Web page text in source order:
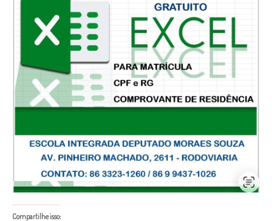
Compartilhe isso: